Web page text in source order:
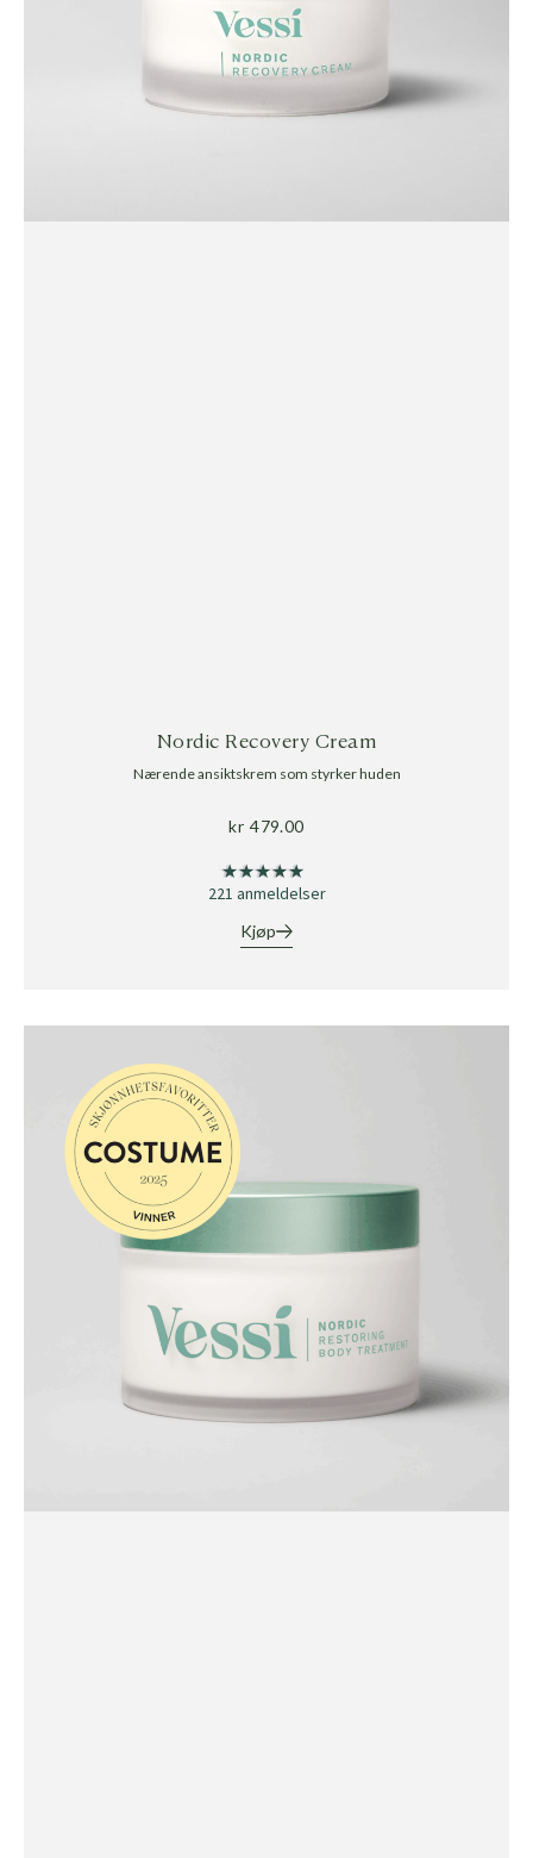
Nordic Recovery Cream
Nærende ansiktskrem som styrker huden
kr 479.00
★★★★★
★★★★★
221 anmeldelser
Kjøp